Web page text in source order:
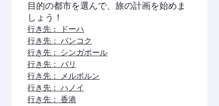
目的の都市を選んで、旅の計画を始めま
しょう！
行き先： ドーハ
行き先： バンコク
行き先： シンガポール
行き先： バリ
行き先： メルボルン
行き先： ハノイ
行き先： 香港